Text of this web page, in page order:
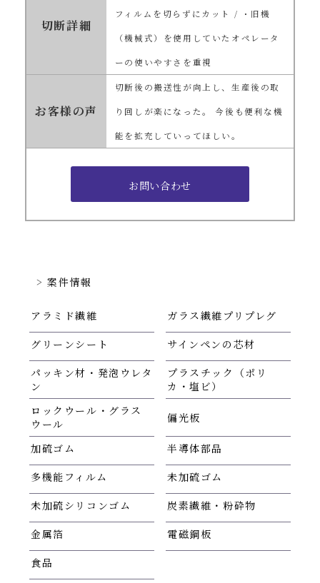
案件情報
アラミド繊維
ガラス繊維プリプレグ
グリーンシート
サインペンの芯材
パッキン材・発泡ウレタ
ン
プラスチック（ポリ
カ・塩ビ）
ロックウール・グラス
ウール
偏光板
加硫ゴム
半導体部品
多機能フィルム
未加硫ゴム
未加硫シリコンゴム
炭素繊維・粉砕物
金属箔
電磁鋼板
食品
切断詳細
フィルムを切らずにカット / ・旧機
（機械式）を使用していたオペレータ
ーの使いやすさを重視
お客様の声
切断後の搬送性が向上し、生産後の取
り回しが楽になった。 今後も便利な機
能を拡充していってほしい。